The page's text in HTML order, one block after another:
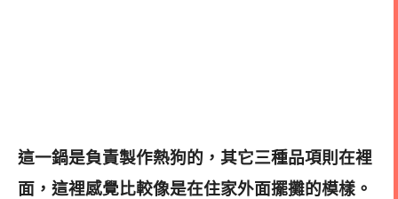
這一鍋是負責製作熱狗的，其它三種品項則在裡
面，這裡感覺比較像是在住家外面擺攤的模樣 。